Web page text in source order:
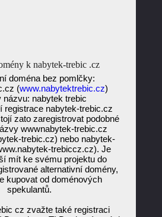
k nabytek-trebic .cz
doména bez pomlčky:
(www.nabytektrebic.cz)
názvu: nabytek trebic
registrace nabytek-trebic.cz
zato zaregistrovat podobné
wwwnabytek-trebic.cz
trebic.cz) nebo nabytek-
trebiccz.cz). Je
mít ke svému projektu do
alternativní domény,
kupovat od doménových
spekulantů.
cz zvažte také registraci